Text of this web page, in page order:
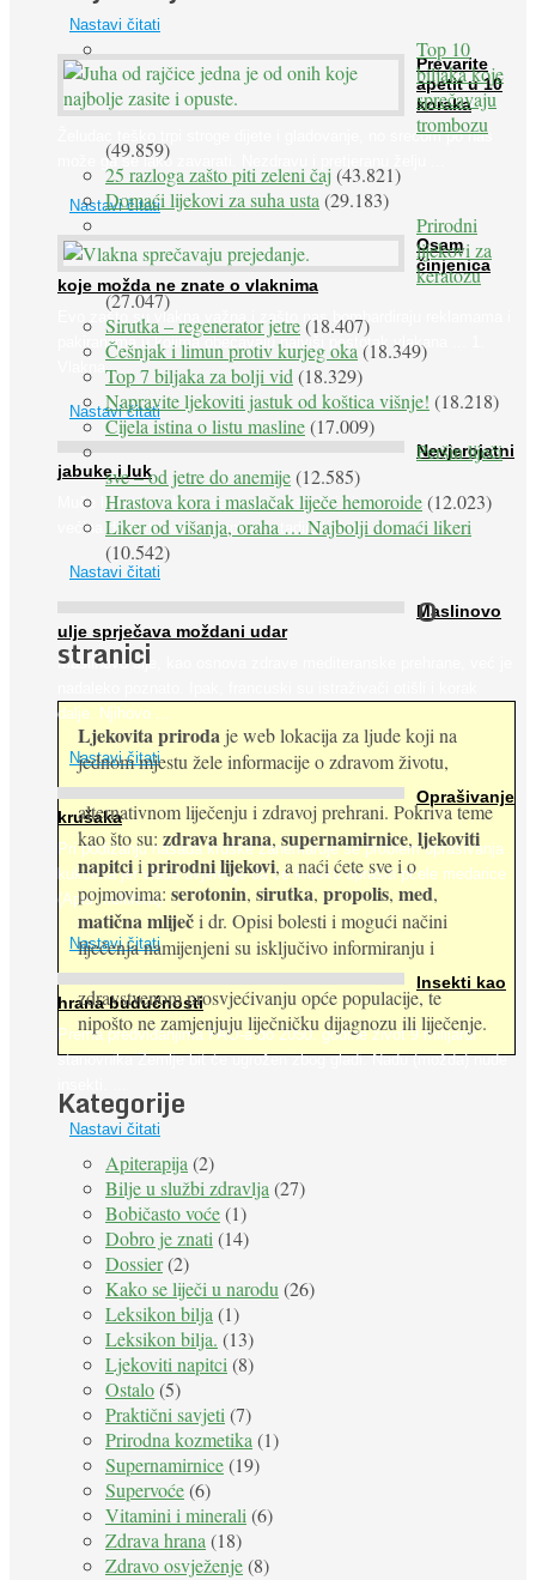
Nastavi čitati
Prevarite
apetit u 10
koraka
Želudac teško trpi stroge dijete i gladovanje, no srećom po nas
može ga se lako zavarati. Nezdravu i pretjeranu želju ...
Nastavi čitati
Osam
činjenica
koje možda ne znate o vlaknima
Evo zašto su vlakna važna i zašto nas bombardiraju reklamama i
pakiranjima u kojima obećavaju najviši postotak vlakana ... 1.
Vlakna ...
Nastavi čitati
Nevjerojatni
jabuke i luk
Muče li vas tegobe vezane uz srce, oči i živce, od kojih pati
većina dijabetičara u kasnijem stadiju bolesti, jabuke ...
Nastavi čitati
Maslinovo
ulje sprječava moždani udar
Maslinovo ulje, kao osnova zdrave mediteranske prehrane, već je
dalje. Njihovo ...
Nastavi čitati
Oprašivanje
krušaka
Pri podizanju nasada kruške zanemaruje se problem oprašivanja
kukcima jer vlada uvjerenje da će krušku oprašiti pčele medarice
(Apis mellifera). ...
Nastavi čitati
Insekti kao
hrana budućnosti
Prema predviđanjima FAO-a do 2050. godine život 9 milijardi
stanovnika Zemlje bit će ugrožen zbog gladi. Nadu (možda) nude
Nastavi čitati
Top 10
biljaka koje
sprečavaju
trombozu
(49.859)
25 razloga zašto piti zeleni čaj(43.821)
Domaći lijekovi za suha usta (29.183)
Prirodni
lijekovi za
keratozu
(27.047)
Sirutka – regenerator jetre(18.407)
Češnjak i limun protiv kurjeg oka (18.349)
Top 7 biljaka za bolji vid (18.329)
Napravite ljekoviti jastuk od koštica višnje! (18.218)
Cijela istina o listu masline(17.009)
Peršin liječi
sve – od jetre do anemije(12.585)
Hrastova kora i maslačak liječe hemoroide(12.023)
Liker od višanja, oraha … Najbolji domaći likeri
(10.542)
O
stranici
Ljekovita priroda je web lokacija za ljude koji na
jednom mjestu žele informacije o zdravom životu,
alternativnom liječenju i zdravoj prehrani. Pokriva teme
kao što su: zdrava hrana, supernamirnice, ljekoviti
napitciiprirodni lijekovi, a naći ćete sve i o
pojmovima: serotonin, sirutka, propolis, med,
matična mliječi dr. Opisi bolesti i mogući načini
liječenja namijenjeni su isključivo informiranju i
zdravstvenom prosvjećivanju opće populacije, te
nipošto ne zamjenjuju liječničku dijagnozu ili liječenje.
Kategorije
Apiterapija (2)
Bilje u službi zdravlja (27)
Bobičasto voće(1)
Dobro je znati (14)
Dossier(2)
Kako se liječi u narodu (26)
Leksikon bilja (1)
Leksikon bilja. (13)
Ljekoviti napitci (8)
Ostalo(5)
Praktični savjeti (7)
Prirodna kozmetika (1)
Supernamirnice(19)
Supervoće(6)
Vitamini i minerali (6)
Zdrava hrana (18)
Zdravo osvježenje(8)